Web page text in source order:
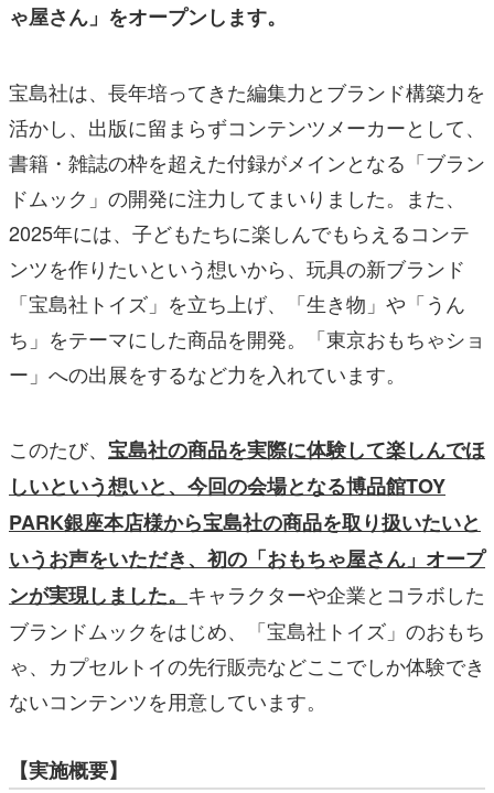
ゃ屋さん」をオープンします。
宝島社は、長年培ってきた編集力とブランド構築力を
活かし、出版に留まらずコンテンツメーカーとして、
書籍・雑誌の枠を超えた付録がメインとなる「ブラン
ドムック」の開発に注力してまいりました。また、
2025年には、子どもたちに楽しんでもらえるコンテ
ンツを作りたいという想いから、玩具の新ブランド
「宝島社トイズ」を立ち上げ、「生き物」や「うん
ち」をテーマにした商品を開発。「東京おもちゃショ
ー」への出展をするなど力を入れています。
このたび、 宝島社の商品を実際に体験して楽しんでほ
しいという想いと、今回の会場となる博品館TOY
PARK銀座本店様から宝島社の商品を取り扱いたいと
いうお声をいただき、初の「おもちゃ屋さん」オープ
ンが実現しました。 キャラクターや企業とコラボした
ブランドムックをはじめ、「宝島社トイズ」のおもち
ゃ、カプセルトイの先行販売などここでしか体験でき
ないコンテンツを用意しています。
【実施概要】